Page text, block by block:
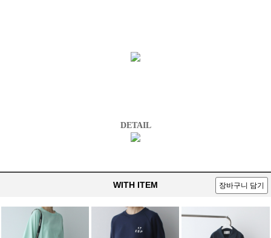
DETAIL
WITH ITEM 장바구니 담기